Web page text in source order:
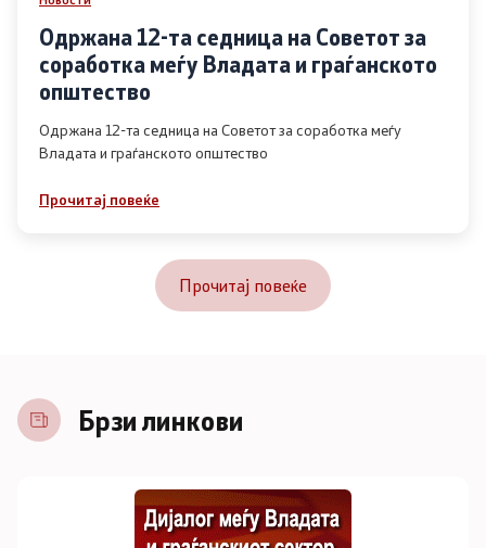
Одржана 12-та седница на Советот за
соработка меѓу Владата и граѓанското
општество
Одржана 12-та седница на Советот за соработка меѓу
Владата и граѓанското општество
Прочитај повеќе
Прочитај повеќе
Брзи линкови